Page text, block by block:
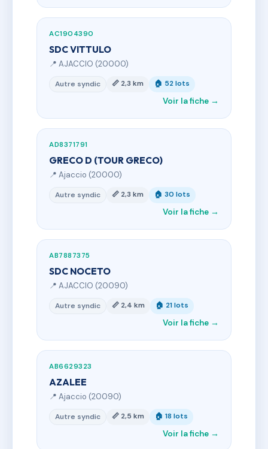
AC1904390
SDC VITTULO
📍 AJACCIO (20000)
Autre syndic 📏 2,3 km 🏠 52 lots
Voir la fiche →
AD8371791
GRECO D (TOUR GRECO)
📍 Ajaccio (20000)
Autre syndic 📏 2,3 km 🏠 30 lots
Voir la fiche →
AB7887375
SDC NOCETO
📍 AJACCIO (20090)
Autre syndic 📏 2,4 km 🏠 21 lots
Voir la fiche →
AB6629323
AZALEE
📍 Ajaccio (20090)
Autre syndic 📏 2,5 km 🏠 18 lots
Voir la fiche →